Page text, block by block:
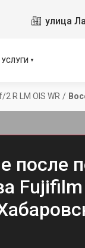
улица
УСЛУГИ
R LM OIS WR /
после